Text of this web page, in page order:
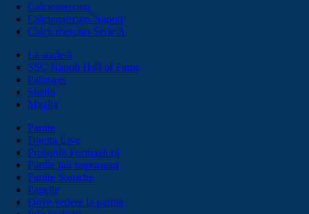
Calciomercato
Calciomercato Napoli
Calciomercato Serie A
La società
SSC Napoli Hall of Fame
Palmares
Stadio
Maglia
Partite
Diretta Live
Probabili Formazioni
Partite più importanti
Partite Storiche
Pagelle
Dove vedere la partita